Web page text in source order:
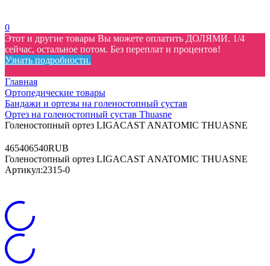
0
Этот и другие товары Вы можете оплатить ДОЛЯМИ. 1/4
сейчас, остальное потом. Без переплат и процентов!
Узнать подробности.
Главная
Ортопедические товары
Бандажи и ортезы на голеностопный сустав
Ортез на голеностопный сустав Thuasne
Голеностопный ортез LIGACAST ANATOMIC THUASNE
465406540RUB
Голеностопный ортез LIGACAST ANATOMIC THUASNE
Артикул:2315-0